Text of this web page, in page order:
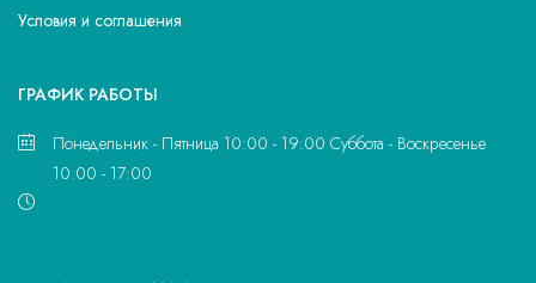
Условия и соглашения
ГРАФИК РАБОТЫ
Понедельник - Пятница 10:00 - 19:00 Суббота - Воскресенье
10:00 - 17:00